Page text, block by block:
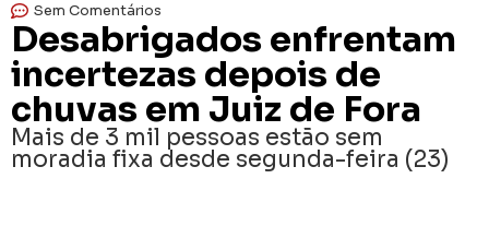
Sem Comentários
Desabrigados enfrentam
incertezas depois de
chuvas em Juiz de Fora
Mais de 3 mil pessoas estão sem
moradia fixa desde segunda-feira (23)